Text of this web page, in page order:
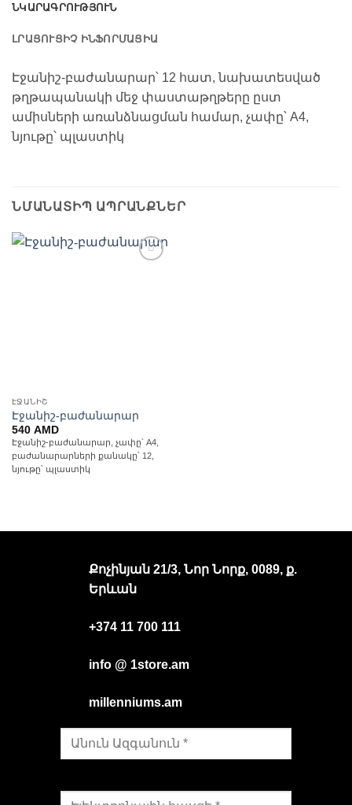
ՆԿԱՐԱԳՐՈՒԹՅՈՒՆ
ԼՐԱՑՈՒՑԻՉ ԻՆՖՈՐՄԱՑԻԱ
Էջանիշ-բաժանարար՝ 12 հատ, նախատեսված
թղթապանակի մեջ փաստաթղթերը ըստ
ամիսների առանձնացման համար, չափը՝ A4,
նյութը՝ պլաստիկ
ՆՄԱՆԱՏԻՊ ԱՊՐԱՆՔՆԵՐ
ԷՋԱՆԻՇ
Էջանիշ-բաժանարար
540 AMD
Էջանիշ-բաժանարար, չափը՝ A4,
բաժանարարների քանակը՝ 12,
նյութը՝ պլաստիկ
Քոչինյան 21/3, Նոր Նորք, 0089, ք.
Երևան
+374 11 700 111
info @ 1store.am
millenniums.am